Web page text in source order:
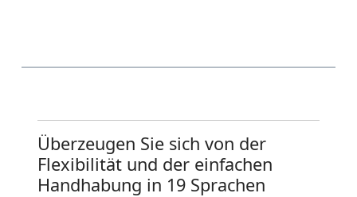
Überzeugen Sie sich von der
Flexibilität und der einfachen
Handhabung in 19 Sprachen